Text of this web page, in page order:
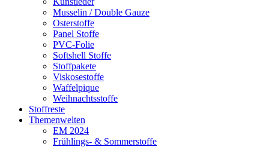
Musselin / Double Gauze
Osterstoffe
Panel Stoffe
PVC-Folie
Softshell Stoffe
Stoffpakete
Viskosestoffe
Waffelpique
Weihnachtsstoffe
Stoffreste
Themenwelten
EM 2024
Frühlings- & Sommerstoffe